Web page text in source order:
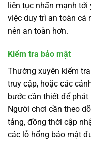
liên tục nhấn mạnh
việc duy trì an toàn cá
nên an toàn hơn.
Kiểm tra bảo mật
Thường xuyên kiểm
truy cập, hoặc các
bước cần thiết để
Người chơi cần theo
tảng, đồng thời cập
các lỗ hổng bảo mật